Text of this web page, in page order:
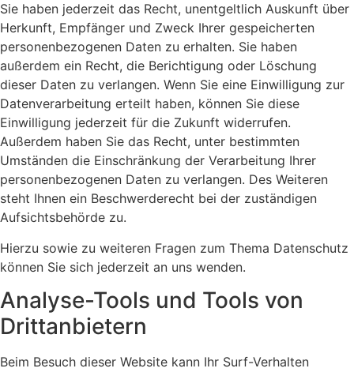
Sie haben jederzeit das Recht, unentgeltlich Auskunft über
Herkunft, Empfänger und Zweck Ihrer gespeicherten
personenbezogenen Daten zu erhalten. Sie haben
außerdem ein Recht, die Berichtigung oder Löschung
dieser Daten zu verlangen. Wenn Sie eine Einwilligung zur
Datenverarbeitung erteilt haben, können Sie diese
Einwilligung jederzeit für die Zukunft widerrufen.
Außerdem haben Sie das Recht, unter bestimmten
Umständen die Einschränkung der Verarbeitung Ihrer
personenbezogenen Daten zu verlangen. Des Weiteren
steht Ihnen ein Beschwerderecht bei der zuständigen
Aufsichtsbehörde zu.
Hierzu sowie zu weiteren Fragen zum Thema Datenschutz
können Sie sich jederzeit an uns wenden.
Analyse-Tools und Tools von
Dritt­anbietern
Beim Besuch dieser Website kann Ihr Surf-Verhalten